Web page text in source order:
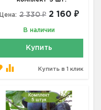
Цена: 2 330 ₽ 2 160 ₽
В наличии
Купить
Купить в 1 клик